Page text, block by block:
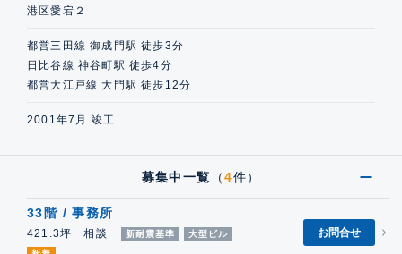
港区愛宕２
都営三田線 御成門駅 徒歩3分
日比谷線 神谷町駅 徒歩4分
都営大江戸線 大門駅 徒歩12分
2001年7月 竣工
募集中一覧 （4件）
33階 / 事務所
421.3坪 相談 新耐震基準
大型ビル
お問合せ